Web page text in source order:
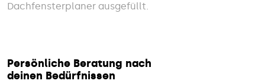
Dachfensterplaner ausgefüllt.
Persönliche Beratung nach
deinen Bedürfnissen